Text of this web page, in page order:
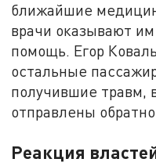
ближайшие
врачи оказывают
помощь. Егор
остальные
получившие травм,
отправлены
Реакция